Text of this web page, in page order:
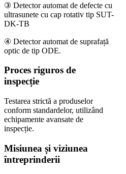
③ Detector automat de defecte cu
ultrasunete cu cap rotativ tip SUT-
DK-TB
④ Detector automat de suprafață
optic de tip ODE.
Proces riguros de
inspecție
Testarea strictă a produselor
conform standardelor, utilizând
echipamente avansate de
inspecție.
Misiunea și viziunea
întreprinderii